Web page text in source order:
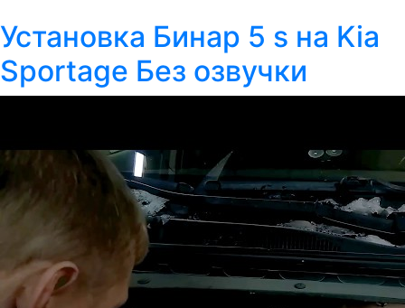
Установка Бинар 5 s на Kia
Sportage Без озвучки